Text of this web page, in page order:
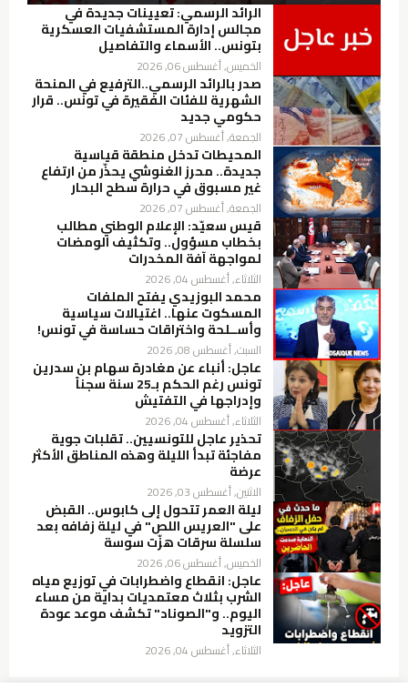
الرائد الرسمي: تعيينات جديدة في
مجالس إدارة المستشفيات العسكرية
بتونس.. الأسماء والتفاصيل
الخميس, أغسطس 06, 2026
صدر بالرائد الرسمي..الترفيع في المنحة
الشهرية للفئات الفقيرة في تونس.. قرار
حكومي جديد
الجمعة, أغسطس 07, 2026
المحيطات تدخل منطقة قياسية
جديدة.. محرز الغنوشي يحذّر من ارتفاع
غير مسبوق في حرارة سطح البحار
الجمعة, أغسطس 07, 2026
قيس سعيّد: الإعلام الوطني مطالب
بخطاب مسؤول.. وتكثيف الومضات
لمواجهة آفة المخدرات
الثلاثاء, أغسطس 04, 2026
محمد البوزيدي يفتح الملفات
المسكوت عنها.. اغتيالات سياسية
وأســلحة واختراقات حساسة في تونس!
السبت, أغسطس 08, 2026
عاجل: أنباء عن مغادرة سهام بن سدرين
تونس رغم الحكم بـ25 سنة سجناً
وإدراجها في التفتيش
الثلاثاء, أغسطس 04, 2026
تحذير عاجل للتونسيين.. تقلبات جوية
مفاجئة تبدأ الليلة وهذه المناطق الأكثر
عرضة
الاثنين, أغسطس 03, 2026
ليلة العمر تتحول إلى كابوس.. القبض
على "العريس اللص" في ليلة زفافه بعد
سلسلة سرقات هزّت سوسة
الخميس, أغسطس 06, 2026
عاجل: انقطاع واضطرابات في توزيع مياه
الشرب بثلاث معتمديات بداية من مساء
اليوم.. و"الصوناد" تكشف موعد عودة
التزويد
الثلاثاء, أغسطس 04, 2026